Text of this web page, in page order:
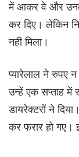
में आकर वे और
कर दिए। लेकिन
नही मिला।
प्यारेलाल ने रुपए
उन्हें एक सप्ताह
डायरेक्टरों ने
कर फरार हो गए।